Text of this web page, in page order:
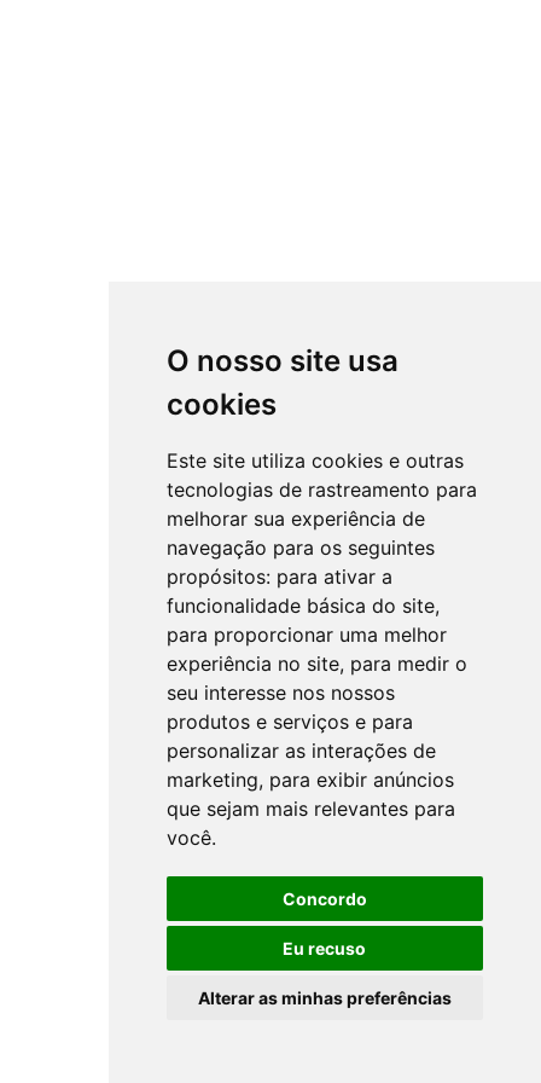
O nosso site usa
cookies
Este site utiliza cookies e outras
tecnologias de rastreamento para
melhorar sua experiência de
navegação para os seguintes
propósitos: para ativar a
funcionalidade básica do site,
para proporcionar uma melhor
experiência no site, para medir o
seu interesse nos nossos
produtos e serviços e para
personalizar as interações de
marketing, para exibir anúncios
que sejam mais relevantes para
você.
Concordo
Eu recuso
Alterar as minhas preferências